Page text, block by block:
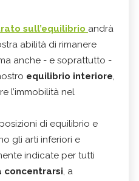
sull’equilibrio andrà
abilità di rimanere
anche - e soprattutto -
equilibrio interiore,
l’immobilità nel
di equilibrio e
gli arti inferiori e
indicate per tutti
concentrarsi, a